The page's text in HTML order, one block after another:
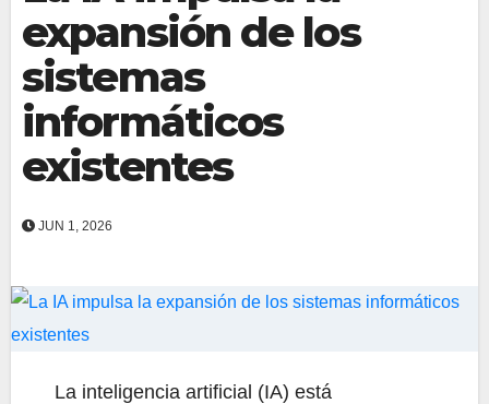
expansión de los
sistemas
informáticos
existentes
JUN 1, 2026
La inteligencia artificial (IA) está